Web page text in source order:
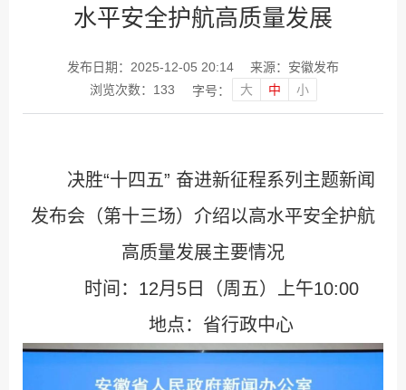
水平安全护航高质量发展
发布日期：2025-12-05 20:14
来源：安徽发布
浏览次数： 133 字号： 大 中 小
决胜“十四五” 奋进新征程系列主题新闻
发布会（第十三场）介绍以高水平安全护航
高质量发展主要情况
时间：12月5日（周五）上午10:00
地点：省行政中心